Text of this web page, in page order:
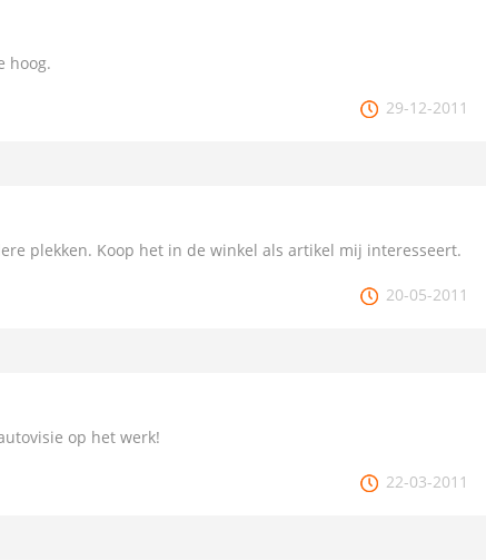
hoog.
29-12-2011
plekken. Koop het in de winkel als artikel mij interesseert.
20-05-2011
op het werk!
22-03-2011